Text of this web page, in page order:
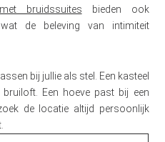
bruidssuites bieden ook
wat de beleving van intimiteit
bij jullie als stel. Een kasteel
Een hoeve past bij een
de locatie altijd persoonlijk